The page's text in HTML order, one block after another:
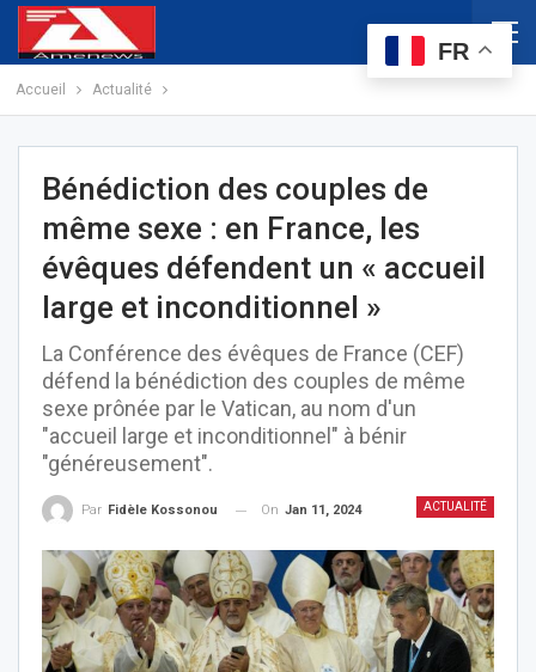
Accueil Actualité
Bénédiction des couples de
même sexe : en France, les
évêques défendent un « accueil
large et inconditionnel »
La Conférence des évêques de France (CEF)
défend la bénédiction des couples de même
sexe prônée par le Vatican, au nom d'un
"accueil large et inconditionnel" à bénir
"généreusement".
ACTUALITÉ
Par Fidèle Kossonou On Jan 11, 2024
FR